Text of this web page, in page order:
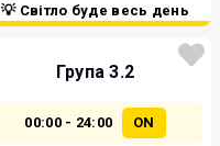
💡 Світло буде весь день
Група 3.2
00:00 - 24:00 ON